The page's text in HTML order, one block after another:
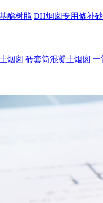
酯树脂 DH烟囱专用修补
烟囱 砖套筒混凝土烟囱 一